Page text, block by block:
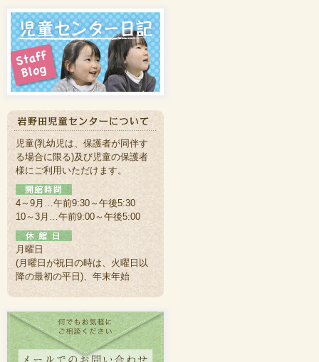
児童(乳幼児は、保護者が同伴す
る場合に限る)及び児童の保護者
様にご利用いただけます。
4～9月…午前9:30～午後5:30
10～3月…午前9:00～午後5:00
月曜日
(月曜日が祝日の時は、火曜日以
降の最初の平日)、年末年始